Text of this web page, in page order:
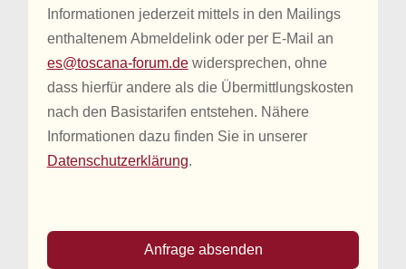
Informationen jederzeit mittels in den Mailings
enthaltenem Abmeldelink oder per E-Mail an
es@toscana-forum.dewidersprechen, ohne
dass hierfür andere als die Übermittlungskosten
nach den Basistarifen entstehen. Nähere
Informationen dazu finden Sie in unserer
Datenschutzerklärung.
Anfrage absenden